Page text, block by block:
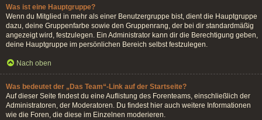
Was ist eine Hauptgruppe?
Wenn du Mitglied in mehr als einer Benutzergruppe bist, dient die Hauptgruppe
dazu, deine Gruppenfarbe sowie den Gruppenrang, der bei dir standardmäßig
angezeigt wird, festzulegen. Ein Administrator kann dir die Berechtigung geben,
deine Hauptgruppe im persönlichen Bereich selbst festzulegen.
Nach oben
Was bedeutet der „Das Team“-Link auf der Startseite?
Auf dieser Seite findest du eine Auflistung des Forenteams, einschließlich der
Administratoren, der Moderatoren. Du findest hier auch weitere Informationen
wie die Foren, die diese im Einzelnen moderieren.